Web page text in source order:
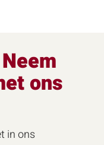
ons
in ons